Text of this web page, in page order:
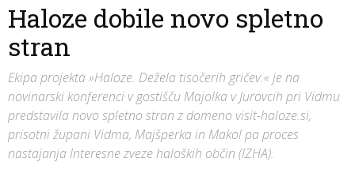
Haloze dobile novo spletno
stran
Ekipa projekta »Haloze. Dežela tisočerih gričev.« je na
novinarski konferenci v gostišču Majolka v Jurovcih pri Vidmu
predstavila novo spletno stran z domeno visit-haloze.si,
prisotni župani Vidma, Majšperka in Makol pa proces
nastajanja Interesne zveze haloških občin (IZHA).